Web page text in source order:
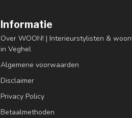
Informatie
Over WOON! | Interieurstylisten &
in Veghel
Algemene voorwaarden
Disclaimer
Privacy Policy
Betaalmethoden